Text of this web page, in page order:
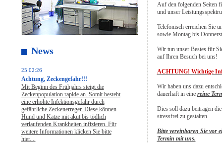
News
25:02:26
Achtung, Zeckengefahr!!!
Mit Beginn des Frühjahrs steigt die
Zeckenpopulation rapide an. Somit besteht
eine erhöhte Infektionsgefahr durch
gefährliche Zeckenerreger. Diese können
Hund und Katze mit akut bis tödlich
verlaufenden Krankheiten infizieren. Für
weitere Informationen klicken Sie bitte
hier....
Auf den folgenden Seiten
und unser
Telefonisch erreichen Sie
sowie Montag bis
Wir tun unser Bestes für
auf Ihren Besuch bei uns!
ACHTUNG! Wichtige
Wir haben uns dazu
dauerhaft in eine reine
Dies soll dazu beitragen
stressfrei zu gestalten.
Bitte vereinbaren Sie vor
Termin mit uns.